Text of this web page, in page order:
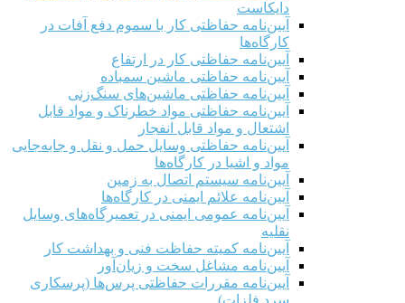
دایکاست
آیین‌نامه حفاظتی کار با سموم دفع آفات در
کارگاه‌ها
آیین‌نامه حفاظتی کار در ارتفاع
آیین‌نامه حفاظتی ماشین سمباده
آیین‌نامه حفاظتی ماشین‌های سنگ‌زنی
آیین‌نامه حفاظتی مواد خطرناک و مواد قابل
اشتعال و مواد قابل انفجار
آیین‌نامه حفاظتی وسایل حمل و نقل و جابه‌جایی
مواد و اشیا در کارگاه‌ها
آیین‌نامه سیستم اتصال به زمین
آیین‌نامه علائم ایمنی در کارگاه‌ها
آیین‌نامه عمومی ایمنی در تعمیرگاه‌های وسایل
نقلیه
آیین‌نامه کمیته حفاظت فنی و بهداشت کار
آیین‌نامه مشاغل سخت و زیان‌آور
آیین‌نامه مقررات حفاظتی پرس‌ها (پرسکاری
سرد فلزات)